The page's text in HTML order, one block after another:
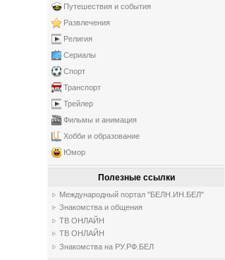
Путешествия и события
Развлечения
Религия
Сериалы
Спорт
Транспорт
Трейлер
Фильмы и анимация
Хобби и образование
Юмор
Полезные ссылки
Международный портал "БЕЛН.ИН.БЕЛ"
Знакомства и общения
ТВ ОНЛАЙН
ТВ ОНЛАЙН
Знакомства на РУ.РФ.БЕЛ